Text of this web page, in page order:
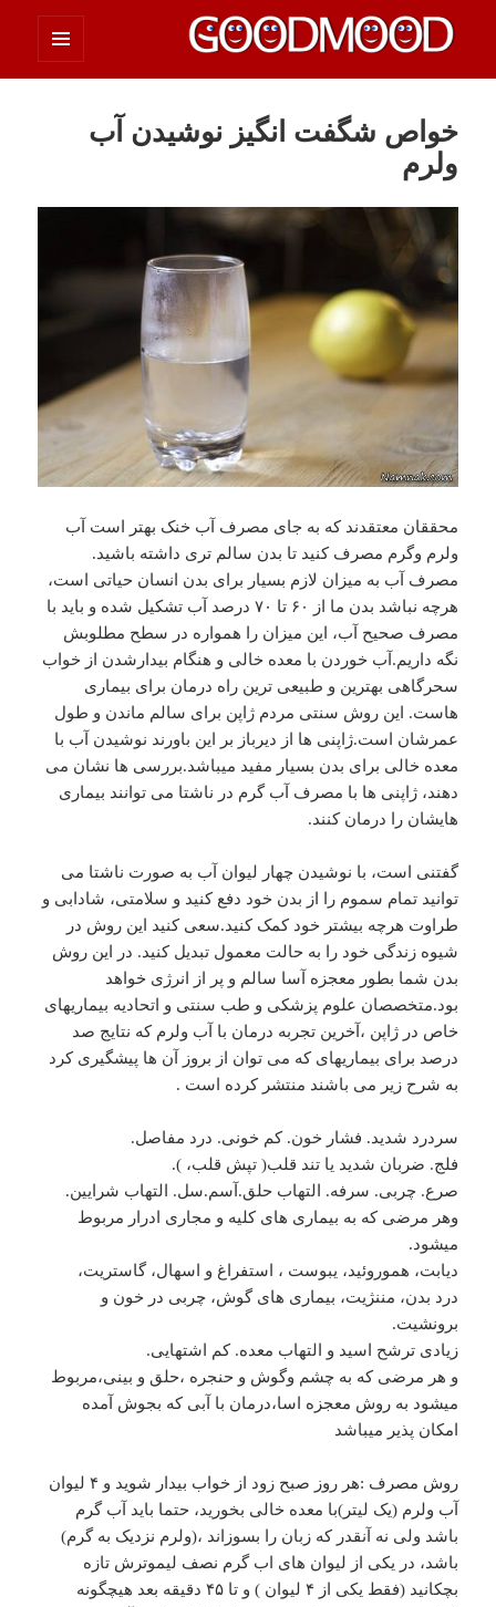
چیزای خووب مووب
خواص شگفت انگیز نوشیدن آب
ولرم
محققان معتقدند که به جای مصرف آب خنک بهتر است آب
ولرم وگرم مصرف کنید تا بدن سالم تری داشته باشید.
مصرف آب به میزان لازم بسیار برای بدن انسان حیاتی است،
هرچه نباشد بدن ما از ۶۰ تا ۷۰ درصد آب تشکیل شده و باید با
مصرف صحیح آب، این میزان را همواره در سطح مطلوبش
نگه داریم.آب خوردن با معده خالی و هنگام بیدارشدن از خواب
سحرگاهی بهترین و طبیعی ترین راه درمان برای بیماری
هاست. این روش سنتی مردم ژاپن برای سالم ماندن و طول
عمرشان است.ژاپنی ها از دیرباز بر این باورند نوشیدن آب با
معده خالی برای بدن بسیار مفید میباشد.بررسی ها نشان می
دهند، ژاپنی ها با مصرف آب گرم در ناشتا می توانند بیماری
هایشان را درمان کنند.
گفتنی است، با نوشیدن چهار لیوان آب به صورت ناشتا می
توانید تمام سموم را از بدن خود دفع کنید و سلامتی، شادابی و
طراوت هرچه بیشتر خود کمک کنید.سعی کنید این روش در
شیوه زندگی خود را به حالت معمول تبدیل کنید. در این روش
بدن شما بطور معجزه آسا سالم و پر از انرژی خواهد
بود.متخصصان علوم پزشکی و طب سنتی و اتحادیه بیماریهای
خاص در ژاپن ،آخرین تجربه درمان با آب ولرم که نتایج صد
درصد برای بیماریهای که می توان از بروز آن ها پیشگیری کرد
به شرح زیر می باشند منتشر کرده است .
سردرد شدید. فشار خون. کم خونی. درد مفاصل.
فلج. ضربان شدید یا تند قلب( تپش قلب، ).
صرع. چربی. سرفه. التهاب حلق.آسم.سل. التهاب شرایین.
وهر مرضی که به بیماری های کلیه و مجاری ادرار مربوط
میشود.
دیابت، هموروئید، یبوست ، استفراغ و اسهال، گاستریت،
درد بدن، مننژیت، بیماری های گوش، چربی در خون و
برونشیت.
زیادی ترشح اسید و التهاب معده. کم اشتهایی.
و هر مرضی که به چشم وگوش و حنجره ،حلق و بینی،مربوط
میشود به روش معجزه اسا،درمان با آبی که بجوش آمده
امکان پذیر میباشد
روش مصرف :هر روز صبح زود از خواب بیدار شوید و ۴ لیوان
آب ولرم (یک لیتر)با معده خالی بخورید، حتما باید آب گرم
باشد ولی نه آنقدر که زبان را بسوزاند ،(ولرم نزدیک به گرم)
باشد، در یکی از لیوان های اب گرم نصف لیموترش تازه
بچکانید (فقط یکی از ۴ لیوان ) و تا ۴۵ دقیقه بعد هیچگونه